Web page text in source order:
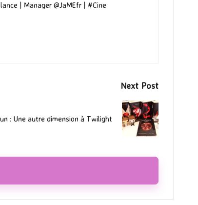
| Manager @JaMEfr | #Cine
Next Post
: Une autre dimension à Twilight